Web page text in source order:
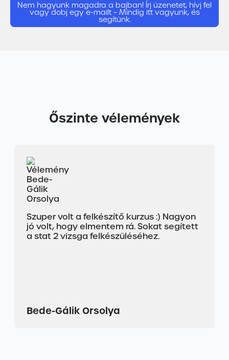
Nem hagyunk magadra a bajban! Írj üzenetet, hívj fel
vagy dobj egy e-mailt – Mindig itt vagyunk, és
segítünk.
Őszinte vélemények
Szuper volt a felkészítő kurzus :) Nagyon
jó volt, hogy elmentem rá. Sokat segített
a stat 2 vizsga felkészüléséhez.
Bede-Gálik Orsolya